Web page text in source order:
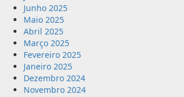
Junho 2025
Maio 2025
Abril 2025
Março 2025
Fevereiro 2025
Janeiro 2025
Dezembro 2024
Novembro 2024